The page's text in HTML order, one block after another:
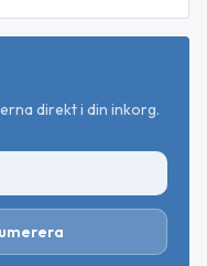
direkt i din inkorg.